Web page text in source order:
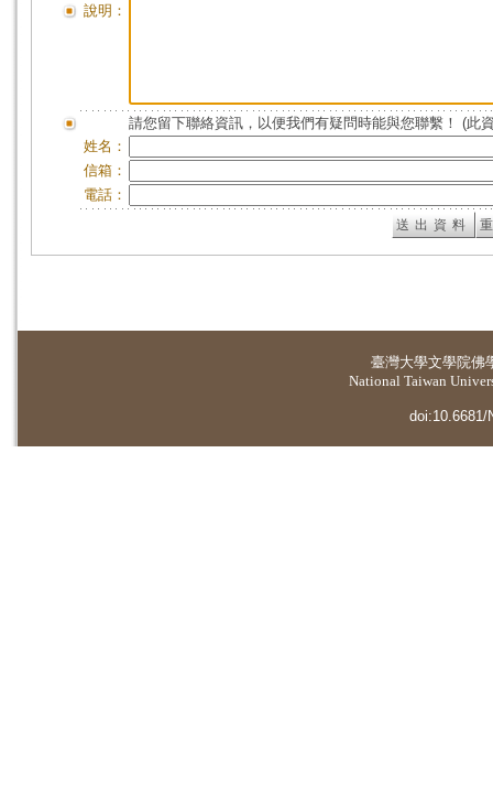
說明：
請您留下聯絡資訊，以便我們有疑問時能與您聯繫！ (此
姓名：
信箱：
電話：
臺灣大學文學院佛
National Taiwan
doi:10.6681/